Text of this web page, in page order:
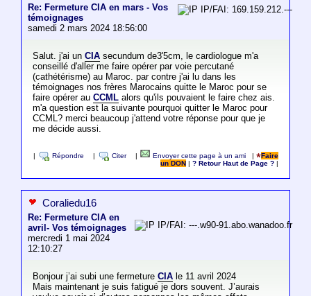
Re: Fermeture CIA en mars - Vos
témoignages
samedi 2 mars 2024 18:56:00
IP/FAI: 169.159.212.---
Salut. j'ai un CIAsecundum de3'5cm, le cardiologue m'a
conseillé d'aller me faire opérer par voie percutané
(cathétérisme) au Maroc. par contre j'ai lu dans les
témoignages nos frères Marocains quitte le Maroc pour se
faire opérer au CCMLalors qu'ils pouvaient le faire chez ais.
m'a question est la suivante pourquoi quitter le Maroc pour
CCML? merci beaucoup j'attend votre réponse pour que je
me décide aussi.
Répondre Citer Envoyer cette page à un ami |
Faire
un DON
|? Retour Haut de Page ?
Coraliedu16
Re: Fermeture CIA en
avril- Vos témoignages
mercredi 1 mai 2024
12:10:27
IP/FAI: ---.w90-91.abo.wanadoo.fr
Bonjour j’ai subi une fermeture CIAle 11 avril 2024
Mais maintenant je suis fatigué je dors souvent. J’aurais